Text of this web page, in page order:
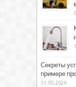
Секреты
примере
31.05.2026